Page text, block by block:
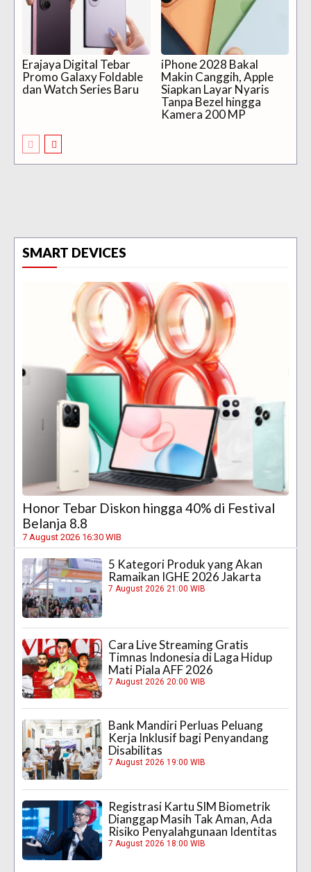
Erajaya Digital Tebar
Promo Galaxy Foldable
dan Watch Series Baru
iPhone 2028 Bakal
Makin Canggih, Apple
Siapkan Layar Nyaris
Tanpa Bezel hingga
Kamera 200 MP
SMART DEVICES
Honor Tebar Diskon hingga 40% di Festival
Belanja 8.8
7 August 2026 16:30 WIB
5 Kategori Produk yang Akan
Ramaikan IGHE 2026 Jakarta
7 August 2026 21:00 WIB
Cara Live Streaming Gratis
Timnas Indonesia di Laga Hidup
Mati Piala AFF 2026
7 August 2026 20:00 WIB
Bank Mandiri Perluas Peluang
Kerja Inklusif bagi Penyandang
Disabilitas
7 August 2026 19:00 WIB
Registrasi Kartu SIM Biometrik
Dianggap Masih Tak Aman, Ada
Risiko Penyalahgunaan Identitas
7 August 2026 18:00 WIB